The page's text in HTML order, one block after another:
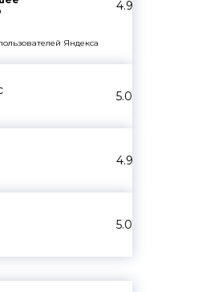
4.9
Яндекса
5.0
4.9
5.0